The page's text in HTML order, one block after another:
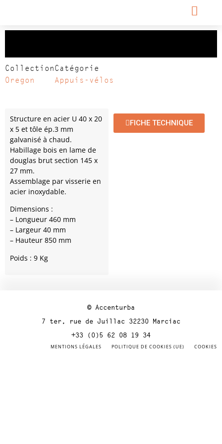
Collection
Oregon
Catégorie
Appuis-vélos
Structure en acier U 40 x 20
x 5 et tôle ép.3 mm
galvanisé à chaud.
Habillage bois en lame de
douglas brut section 145 x
27 mm.
Assemblage par visserie en
acier inoxydable.
Dimensions :
– Longueur 460 mm
– Largeur 40 mm
– Hauteur 850 mm
Poids : 9 Kg
FICHE TECHNIQUE
© Accenturba
7 ter, rue de Juillac 32230 Marciac
+33 (0)5 62 08 19 34
MENTIONS LÉGALES POLITIQUE DE COOKIES (UE) COOKIES